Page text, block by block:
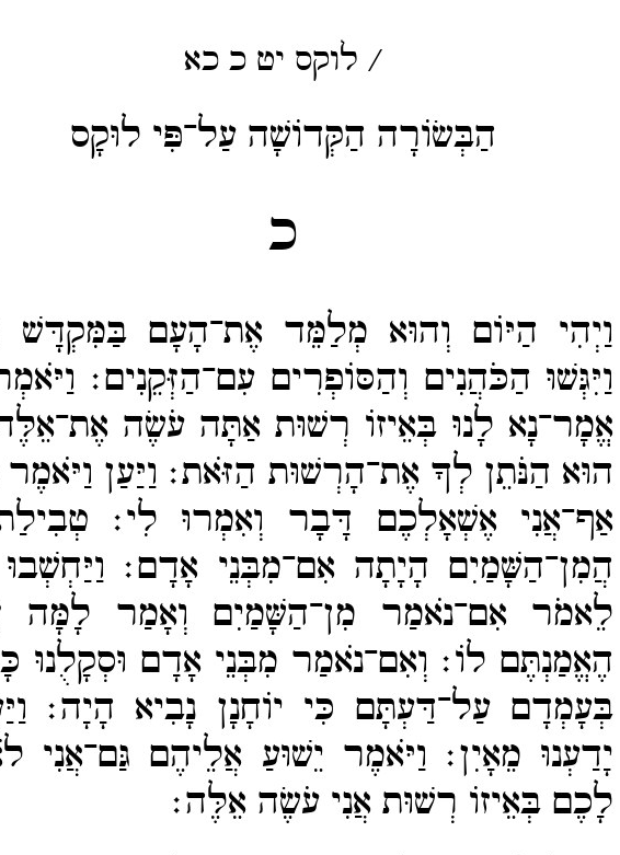
/ לוקס יט ככא
הַבְּשׂוֹרָה הַקְּדוֹשָׁה עַל־פִּי לוּקָס
כ
וַיְהִי הַיּוֹם וְהוּא מְלַמֵּד אֶת־​הָעָם בַּמִּקְדָּשׁ
וַיִּגְּשׁוּ הַכֹּהֲנִים וְהַסּוֹפְרִים עִם־​הַזְּקֵנִים׃
אֱמָר־​נָא לָנוּ בְּאֵיזוֹ רְשׁוּת אַתָּה עֹשֶׂה
הוּא הַנֹּתֵן לְךָ אֶת־​הָרְשׁוּת הַזֹּאת׃ וַיַּעַן
אַף־​אֲנִי אֶשְׁאָלְכֶם דָּבָר וְאִמְרוּ לִי׃
הֲמִן־​הַשָּׁמַיִם הָיָתָה אִם־​מִבְּנֵי אָדָם׃
לֵאמֹר אִם־​נֹאמַר מִן־​הַשָּׁמַיִם וְאָמַר לָמָּה
הֶאֱמַנְתֶּם לוֹ׃ וְאִם־​נֹאמַר מִבְּנֵי אָדָם וּסְקָלֻנוּ
בְּעָמְדָם עַל־​דַּעְתָּם כִּי יוֹחָנָן נָבִיא הָיָה׃
יָדַעְנוּ מֵאָיִן׃ וַיֹּאמֶר יֵשׁוּעַ אֲלֵיהֶם גַּם־​אֲנִי
לָכֶם בְּאֵיזוֹ רְשׁוּת אֲנִי עֹשֶׂה אֵלֶּה׃